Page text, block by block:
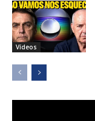
Vídeos